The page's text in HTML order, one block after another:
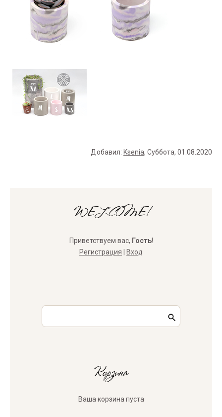
Добавил: Ksenia, Суббота, 01.08.2020
WELCOME!
Приветствуем вас, Гость!
Регистрация
Вход
Корзина
Ваша корзина пуста